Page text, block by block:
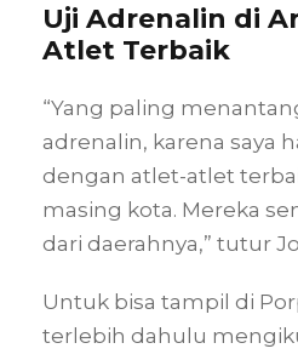
Uji Adrenalin di
Atlet Terbaik
“Yang paling
adrenalin, karena saya
dengan atlet-atlet
masing kota. Mereka
dari daerahnya,” tutur
Untuk bisa tampil di
terlebih dahulu